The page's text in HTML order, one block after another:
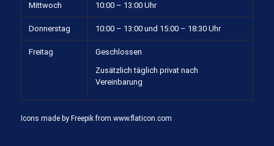
Mittwoch 10:00 – 13:00 Uhr
Donnerstag 10:00 – 13:00 und 15:00 – 18:30 Uhr
Freitag Geschlossen
Zusätzlich täglich privat nach
Vereinbarung
Icons made by Freepikfrom www.flaticon.com